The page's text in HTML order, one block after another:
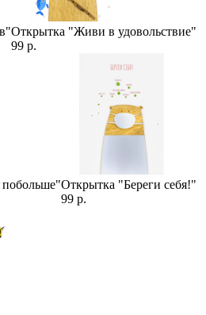
Открытка "Живи в удовольствие"
99 р.
побольше"Открытка "Береги себя!"
99 р.